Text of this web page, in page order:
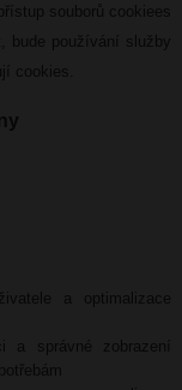
souborů cookiees
používání služby
cookies.
a optimalizace
a správné zobrazení